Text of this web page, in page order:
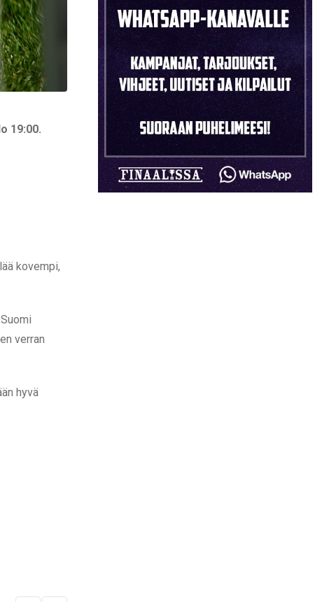
19:00.
kovempi,
verran
hyvä